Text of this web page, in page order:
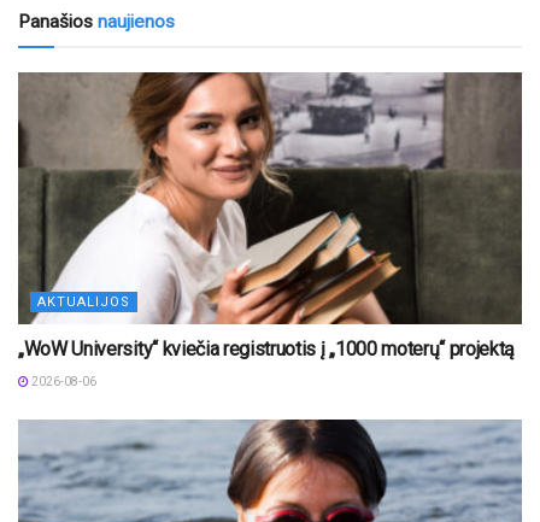
Panašios naujienos
AKTUALIJOS
„WoW University“ kviečia registruotis į „1000 moterų“ projektą
2026-08-06